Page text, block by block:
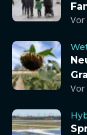
Vor
Vor